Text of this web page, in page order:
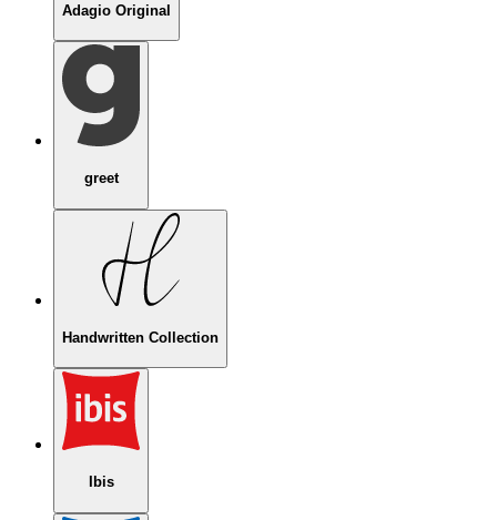
Adagio Original
greet
Handwritten Collection
Ibis